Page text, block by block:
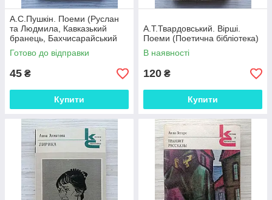
А.С.Пушкін. Поеми (Руслан
та Людмила, Кавказький
бранець, Бахчисарайський
фонтан, Цигани, Граф Нулін,
Полтава, Мідний вершник)
Готово до відправки
45 ₴
Купити
А.Т.Твардовський. Вірші.
Поеми (Поетична бібліотека)
В наявності
120 ₴
Купити